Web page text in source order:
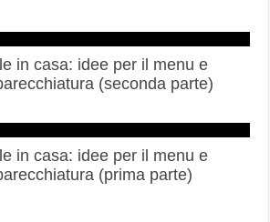
in casa: idee per il menu e
(seconda parte)
in casa: idee per il menu e
(prima parte)